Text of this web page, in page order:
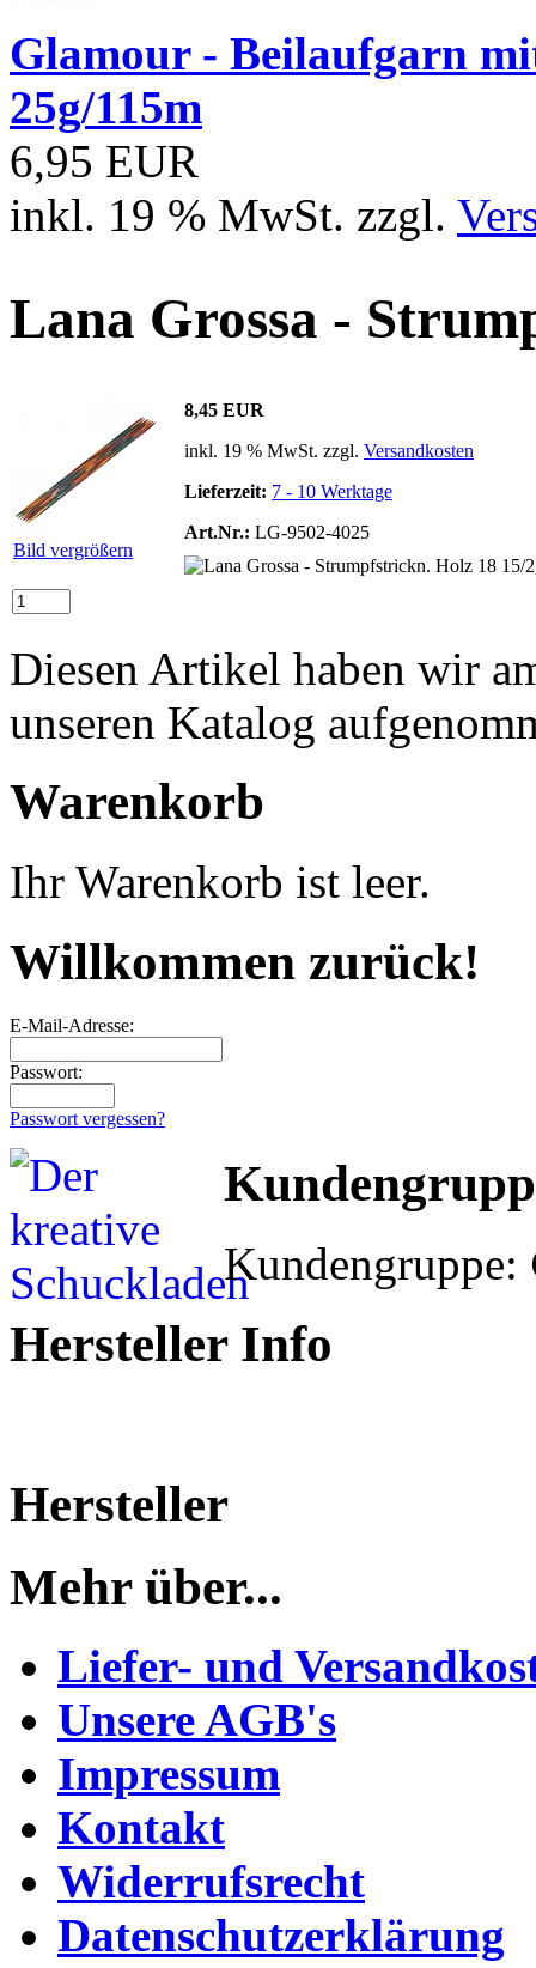
Glamour - Beilaufgarn
25g/115m
6,95 EUR
inkl. 19 % MwSt. zzgl.
Lana Grossa -
Bild vergrößern
8,45 EUR
inkl. 19 % MwSt. zzgl. Versandkosten
Lieferzeit: 7 - 10 Werktage
Art.Nr.: LG-9502-4025
Diesen Artikel haben wir
unseren Katalog
Warenkorb
Ihr Warenkorb ist leer.
Willkommen zurück!
E-Mail-Adresse:
Passwort:
Passwort vergessen?
Kundengruppe:
Hersteller Info
Hersteller
Mehr über...
Liefer- und
Unsere AGB's
Impressum
Kontakt
Widerrufsrecht
Datenschutzerklärung